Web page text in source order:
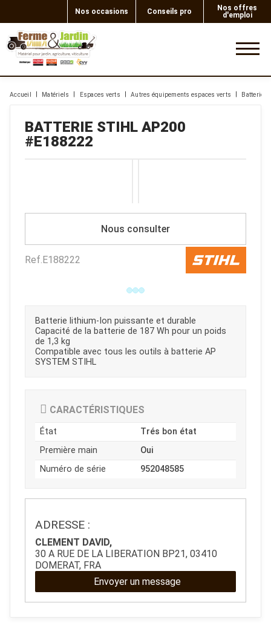
Nos occasions Conseils pro
Nos offres
d'emploi
ESPACES VERTS
QUAD SSV UTV
Accueil Matériels Espaces verts Autres équipements espaces verts Batterie
BATTERIE STIHL AP200
#E188222
Batterie lithium-Ion puissante et durable
Capacité de la batterie de 187 Wh pour un poids
de 1,3 kg
Compatible avec tous les outils à batterie AP
SYSTEM STIHL
CARACTÉRISTIQUES
État
Trés bon état
Première main
Oui
Numéro de série
952048585
Nous consulter
Ref. E188222
Envoyer un message
ADRESSE :
CLEMENT DAVID,
30 A RUE DE LA LIBERATION BP21, 03410
DOMERAT, FRA